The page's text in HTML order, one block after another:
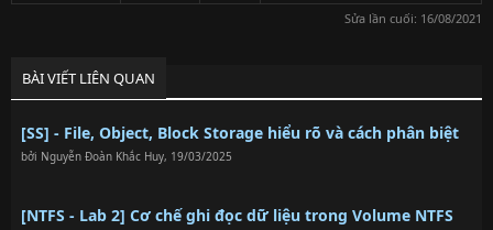
Sửa lần cuối: 16/08/2021
BÀI VIẾT LIÊN QUAN
[SS] - File, Object, Block Storage hiểu rõ và cách phân biệt
bởi Nguyễn Đoàn Khắc Huy, 19/03/2025
[NTFS - Lab 2] Cơ chế ghi đọc dữ liệu trong Volume NTFS